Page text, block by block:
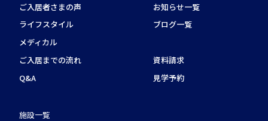
ご入居者さまの声
ライフスタイル
メディカル
ご入居までの流れ
Q&A
施設一覧
お知らせ一覧
ブログ一覧
資料請求
見学予約